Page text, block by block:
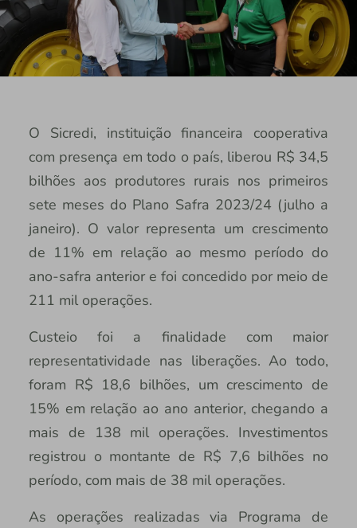
O Sicredi, instituição financeira cooperativa
com presença em todo o país, liberou R$ 34,5
bilhões aos produtores rurais nos primeiros
sete meses do Plano Safra 2023/24 (julho a
janeiro). O valor representa um crescimento
de 11% em relação ao mesmo período do
ano-safra anterior e foi concedido por meio de
211 mil operações.
Custeio foi a finalidade com maior
representatividade nas liberações. Ao todo,
foram R$ 18,6 bilhões, um crescimento de
15% em relação ao ano anterior, chegando a
mais de 138 mil operações. Investimentos
registrou o montante de R$ 7,6 bilhões no
período, com mais de 38 mil operações.
As operações realizadas via Programa de